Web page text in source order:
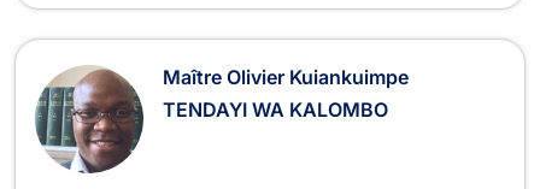
Maître Olivier Kuiankuimpe
TENDAYI WA KALOMBO